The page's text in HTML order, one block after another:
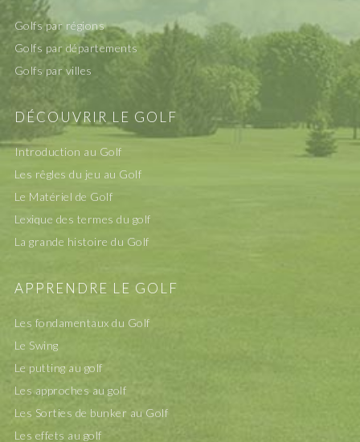
Golfs par régions
Golfs par départements
Golfs par villes
DÉCOUVRIR LE GOLF
Introduction au Golf
Les rêgles du jeu au Golf
Le Matériel de Golf
Lexique des termes du golf
La grande histoire du Golf
APPRENDRE LE GOLF
Les fondamentaux du Golf
Le Swing
Le putting au golf
Les approches au golf
Les Sorties de bunker au Golf
Les effets au golf